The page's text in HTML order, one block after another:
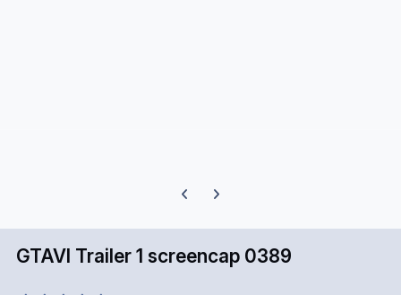
Previous carousel slide
Next carousel slide
GTAVI Trailer 1 screencap 0389